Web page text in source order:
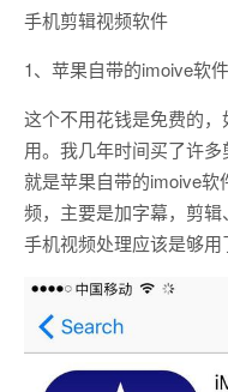
手机剪辑视频软件
1、苹果自带的imoive软件
这个不用花钱是免费的
用。我几年时间买了许
就是苹果自带的imoive
频，主要是加字幕，剪
手机视频处理应该是够用